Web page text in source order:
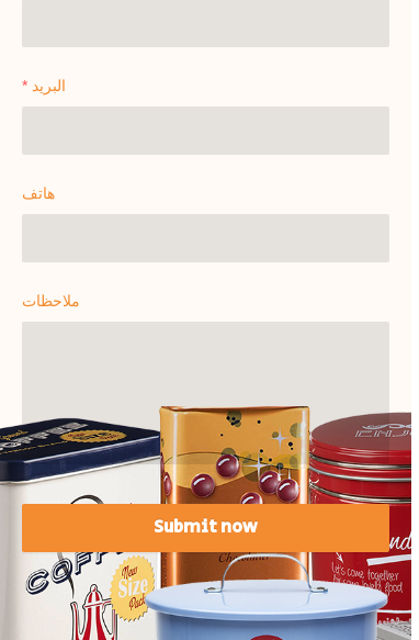
البريد
هاتف
ملاحظات
Submit now